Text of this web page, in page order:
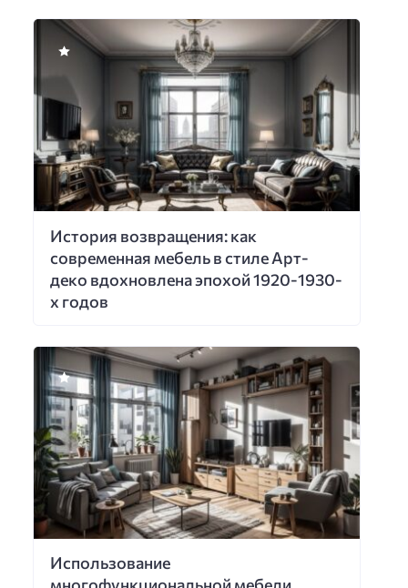
История возвращения: как
современная мебель в стиле Арт-
деко вдохновлена эпохой 1920-1930-
х годов
Использование